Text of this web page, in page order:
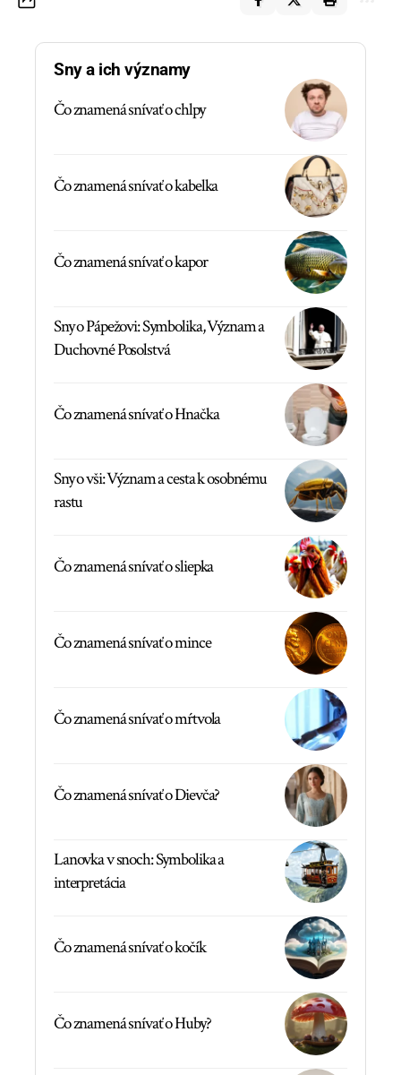
Sny a ich významy
Čo znamená snívať o chlpy
Čo znamená snívať o kabelka
Čo znamená snívať o kapor
Sny o Pápežovi: Symbolika, Význam a
Duchovné Posolstvá
Čo znamená snívať o Hnačka
Sny o vši: Význam a cesta k osobnému
rastu
Čo znamená snívať o sliepka
Čo znamená snívať o mince
Čo znamená snívať o mŕtvola
Čo znamená snívať o Dievča?
Lanovka v snoch: Symbolika a
interpretácia
Čo znamená snívať o kočík
Čo znamená snívať o Huby?